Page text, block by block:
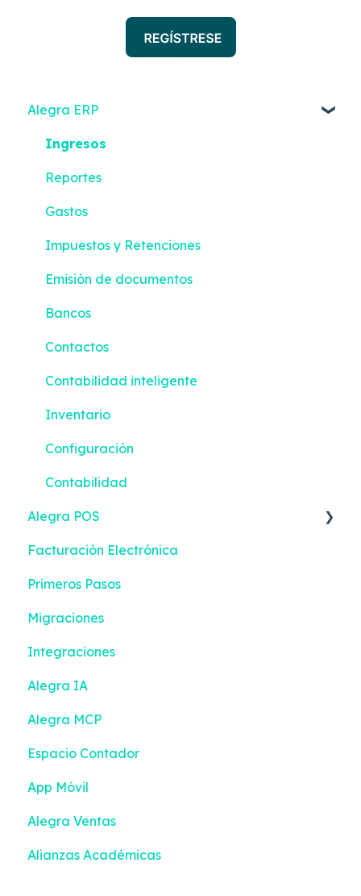
Alegra ERP
Ingresos
Reportes
Gastos
Impuestos y Retenciones
Emisión de documentos
Bancos
Contactos
Contabilidad inteligente
Inventario
Configuración
Contabilidad
Alegra POS
Ingresos
Contactos
Configuración
Gestión de efectivo
Inventario
Emisión de documentos
Devoluciones
Turnos
Facturación Electrónica
Primeros Pasos
Migraciones
Integraciones
Alegra IA
Alegra MCP
Espacio Contador
App Móvil
Alegra Ventas
Alianzas Académicas